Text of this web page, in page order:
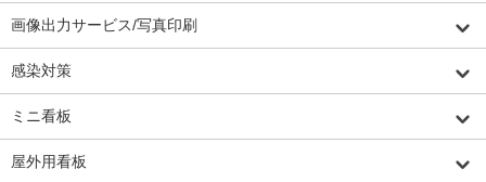
画像出力サービス/写真印刷
感染対策
ミニ看板
屋外用看板